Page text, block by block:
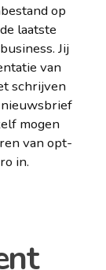
op
laatste
Jij
van
schrijven
mogen
van opt-
in.